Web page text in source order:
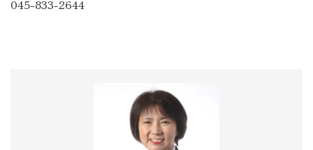
045-833-2644